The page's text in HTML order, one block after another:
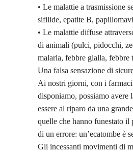
• Le malattie a trasmissione
sifilide, epatite B,
• Le malattie diffuse
di animali (pulci, pidocchi,
malaria, febbre gialla, febbre
Una falsa sensazione di
Ai nostri giorni, con i
disponiamo, possiamo avere
essere al riparo da una
quelle che hanno funestato il
di un errore: un’ecatombe è
Gli incessanti movimenti di